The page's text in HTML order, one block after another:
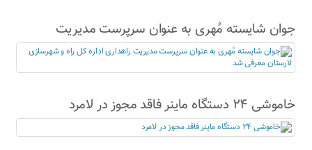
جوان شایسته مُهری به عنوان سرپرست مدیریت
راهداری اداره کل راه و شهرسازی لارستان معرفی شد
خاموشی ۲۴ دستگاه ماینر فاقد مجوز در لامرد